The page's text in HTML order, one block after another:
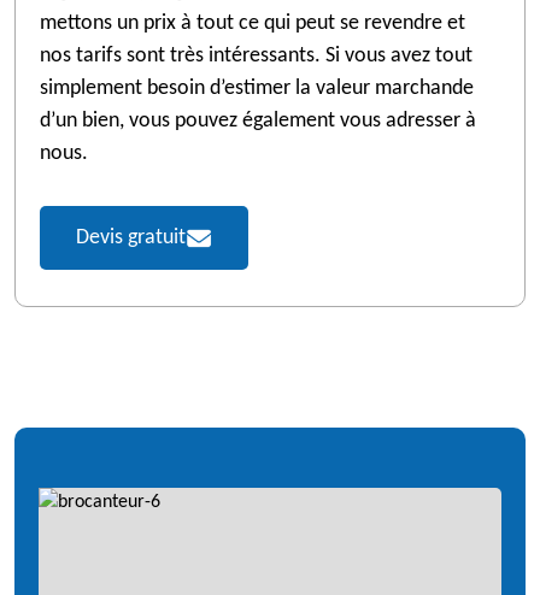
mettons un prix à tout ce qui peut se revendre et
nos tarifs sont très intéressants. Si vous avez tout
simplement besoin d’estimer la valeur marchande
d’un bien, vous pouvez également vous adresser à
nous.
Devis gratuit